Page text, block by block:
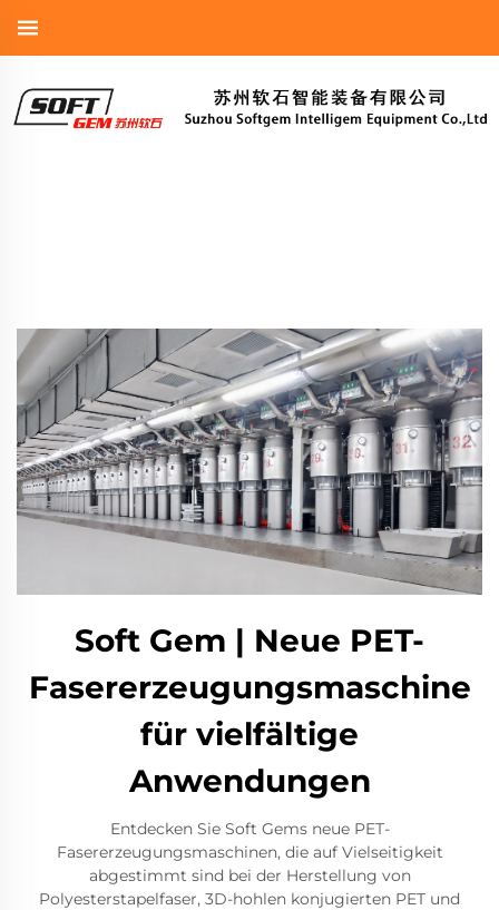
Soft Gem | Neue PET-
Fasererzeugungsmaschine
für vielfältige
Anwendungen
Entdecken Sie Soft Gems neue PET-
Fasererzeugungsmaschinen, die auf Vielseitigkeit
abgestimmt sind bei der Herstellung von
Polyesterstapelfaser, 3D-hohlen konjugierten PET und